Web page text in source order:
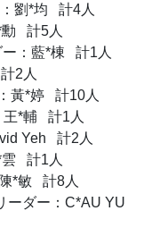
劉*均 計4人
計5人
：藍*棟 計1人
2人
黃*婷 計10人
王*輔 計1人
Yeh 計2人
計1人
*敏 計8人
ーダー：C*AU YU